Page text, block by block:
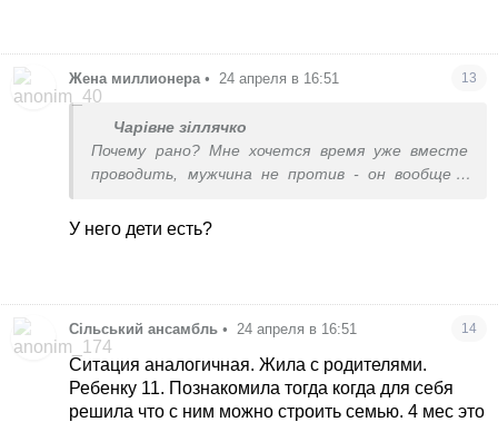
Жена миллионера • 24 апреля в 16:51 13
Чарівне зіллячко
Почему рано? Мне хочется время уже вместе
проводить, мужчина не против - он вообще в
У него дети есть?
Сільський ансамбль • 24 апреля в 16:51 14
Ситация аналогичная. Жила с родителями.
Ребенку 11. Познакомила тогда когда для себя
решила что с ним можно строить семью. 4 мес это